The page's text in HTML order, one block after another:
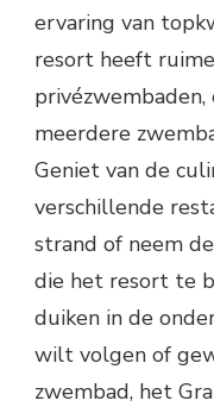
ervaring van
resort heeft
meerdere
Geniet van de
verschillende
strand of neem
die het resort te
duiken in de
wilt volgen of
zwembad, het